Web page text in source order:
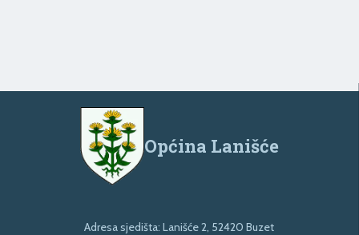
Općina Lanišće
Adresa sjedišta: Lanišće 2, 52420 Buzet